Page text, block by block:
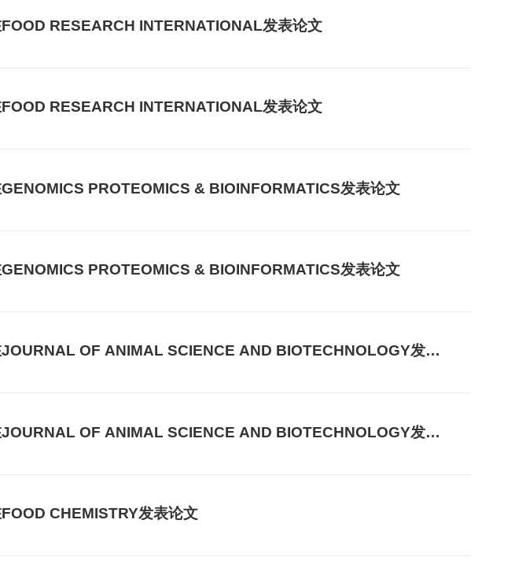
RESEARCH INTERNATIONAL发表论文
RESEARCH INTERNATIONAL发表论文
PROTEOMICS & BIOINFORMATICS发表论文
PROTEOMICS & BIOINFORMATICS发表论文
OF ANIMAL SCIENCE AND BIOTECHNOLOGY发表
OF ANIMAL SCIENCE AND BIOTECHNOLOGY发表
CHEMISTRY发表论文